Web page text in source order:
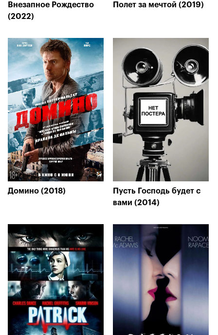
Внезапное Рождество
(2022)
Полет за мечтой (2019)
Домино (2018)
Пусть Господь будет с
вами (2014)